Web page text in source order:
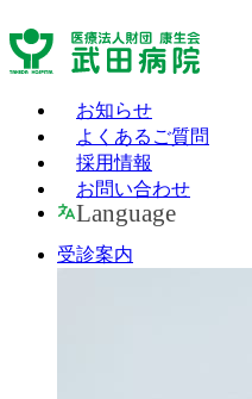
お知らせ
よくあるご質問
採用情報
お問い合わせ
Language
受診案内